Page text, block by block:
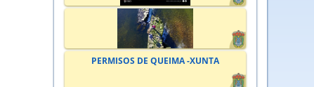
PERMISOS DE QUEIMA -XUNTA